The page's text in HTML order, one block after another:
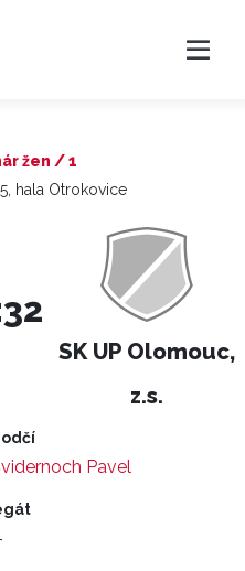
žen / 1
hala Otrokovice
SK UP Olomouc,
z.s.
Pavel